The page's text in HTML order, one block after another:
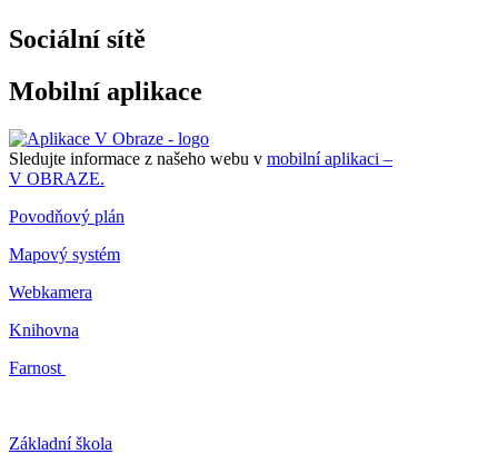
Sociální sítě
Mobilní aplikace
Sledujte informace z našeho webu v mobilní aplikaci –
V OBRAZE.
Povodňový plán
Mapový systém
Webkamera
Knihovna
Farnost
Základní škola